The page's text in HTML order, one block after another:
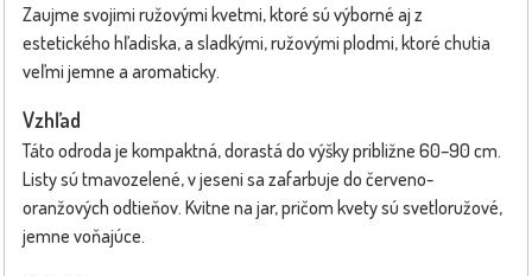
Zaujme svojimi ružovými kvetmi, ktoré sú výborné aj z
estetického hľadiska, a sladkými, ružovými plodmi, ktoré chutia
veľmi jemne a aromaticky.
Vzhľad
Táto odroda je kompaktná, dorastá do výšky približne 60–90 cm.
Listy sú tmavozelené, v jeseni sa zafarbuje do červeno-
oranžových odtieňov. Kvitne na jar, pričom kvety sú svetloružové,
jemne voňajúce.